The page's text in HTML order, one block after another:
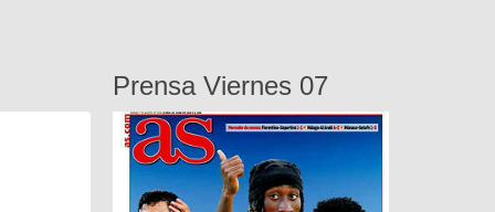
Prensa Viernes 07